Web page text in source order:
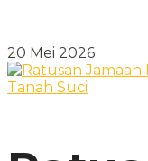
20 Mei 2026